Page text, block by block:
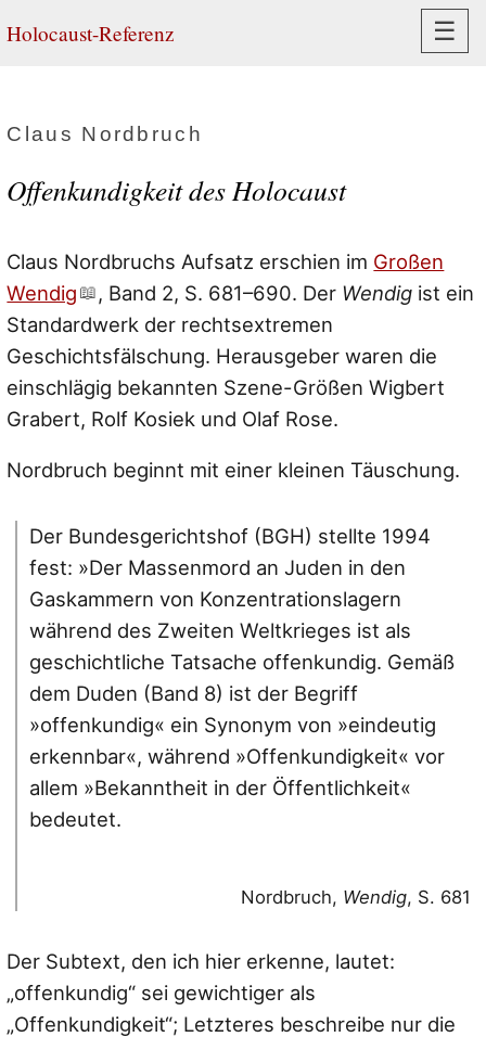
Holocaust-Referenz ☰
Claus Nordbruch
Offenkundigkeit des Holocaust
Claus Nordbruchs Aufsatz erschien im Großen
Wendig
, Band 2, S. 681–690. Der Wendig ist ein
Standardwerk der rechtsextremen
Geschichtsfälschung. Herausgeber waren die
einschlägig bekannten Szene-Größen Wigbert
Grabert, Rolf Kosiek und Olaf Rose.
Nordbruch beginnt mit einer kleinen Täuschung.
Der Bundesgerichtshof (BGH) stellte 1994
fest: »Der Massenmord an Juden in den
Gaskammern von Konzentrationslagern
während des Zweiten Weltkrieges ist als
geschichtliche Tatsache offenkundig. Gemäß
dem Duden (Band 8) ist der Begriff
»offenkundig« ein Synonym von »eindeutig
erkennbar«, während »Offenkundigkeit« vor
allem »Bekanntheit in der Öffentlichkeit«
bedeutet.
Nordbruch, Wendig, S. 681
Der Subtext, den ich hier erkenne, lautet:
„offenkundig“ sei gewichtiger als
„Offenkundigkeit“; Letzteres beschreibe nur die